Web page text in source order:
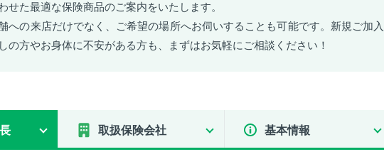
せた最適な保険商品のご案内をいたします。
への来店だけでなく、ご希望の場所へお伺いすることも可能です。新規ご加
の方やお身体に不安がある方も、まずはお気軽にご相談ください！
取扱保険会社 基本情報